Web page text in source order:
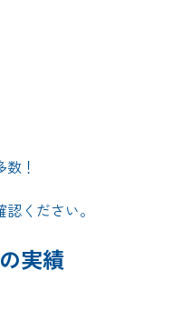
！
ください。
実績